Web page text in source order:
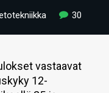
30
vastaavat
12-